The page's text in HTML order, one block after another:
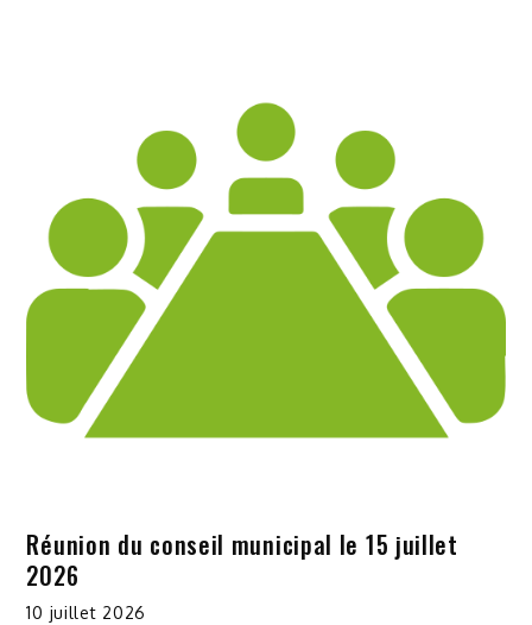
Réunion du conseil municipal le 15 juillet
2026
10 juillet 2026